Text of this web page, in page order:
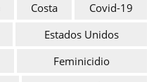
Costa
Covid-19
Estados Unidos
Feminicidio